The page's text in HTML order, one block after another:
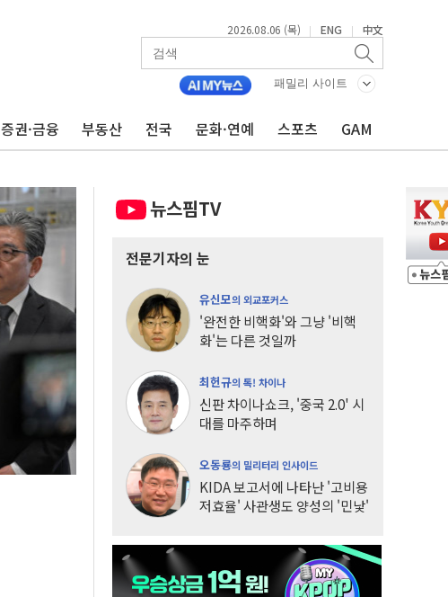
2026.08.06 (목) | ENG | 中文
패밀리 사이트
증권·금융 부동산 전국 문화·연예 스포츠 GAM
뉴스핌TV
전문기자의 눈
유신모의 외교포커스
'완전한 비핵화'와 그냥 '비핵
화'는 다른 것일까
최헌규의 톡! 차이나
신판 차이나쇼크, '중국 2.0' 시
대를 마주하며
오동룡의 밀리터리 인사이드
KIDA 보고서에 나타난 '고비용
저효율' 사관생도 양성의 '민낯'